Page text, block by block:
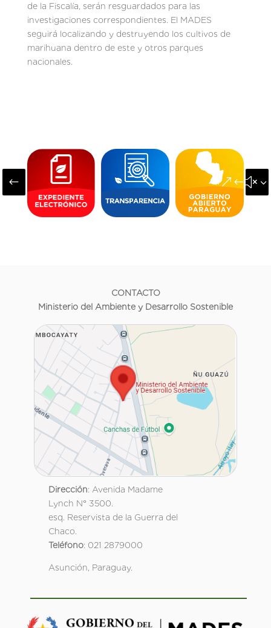
de la Fiscalía, serán resguardados para las
investigaciones correspondientes. El MADES
seguirá localizando y destruyendo los cultivos de
marihuana dentro de este y otros parques
nacionales.
#
CONTACTO
Ministerio del Ambiente y Desarrollo Sostenible
Dirección: Avenida Madame
Lynch N° 3500.
esq. Reservista de la Guerra del
Chaco.
Teléfono: 021 2879000
Asunción, Paraguay.